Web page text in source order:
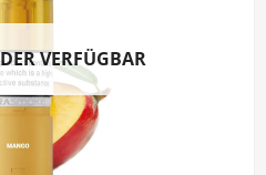
VERFÜGBAR